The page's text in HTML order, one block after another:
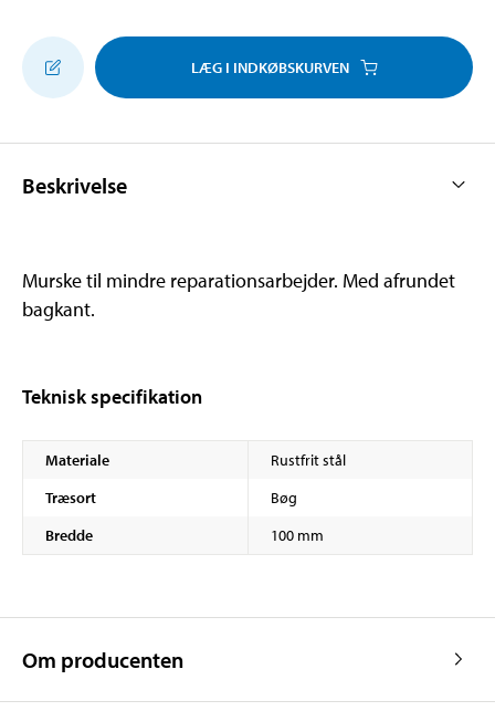
LÆG I INDKØBSKURVEN
Beskrivelse
Murske til mindre reparationsarbejder. Med afrundet
bagkant.
Teknisk specifikation
Materiale
Rustfrit stål
Træsort
Bøg
Bredde
100 mm
Om producenten